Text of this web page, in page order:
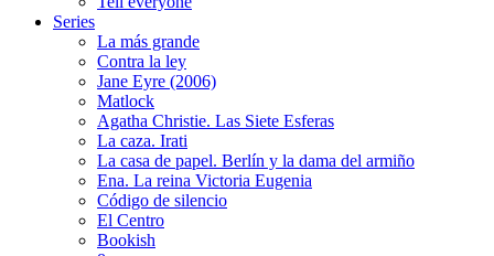
Series
La más grande
Contra la ley
Jane Eyre (2006)
Matlock
Agatha Christie. Las Siete Esferas
La caza. Irati
La casa de papel. Berlín y la dama del armiño
Ena. La reina Victoria Eugenia
Código de silencio
El Centro
Bookish